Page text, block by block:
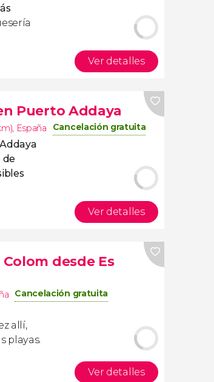
Ver detalles
Puerto Addaya
, España Cancelación gratuita
de
Ver detalles
desde Es
Cancelación gratuita
allí,
playas.
Ver detalles